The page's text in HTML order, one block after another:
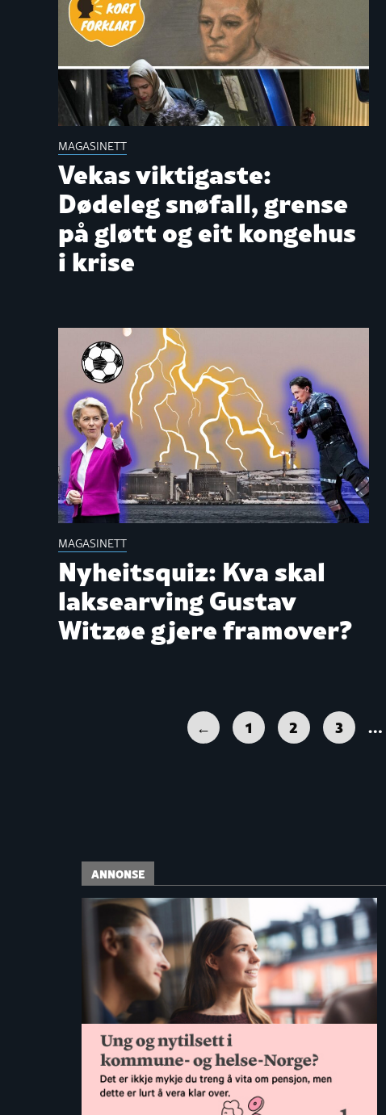
MAGASINETT
Vekas viktigaste:
Dødeleg snøfall, grense
på gløtt og eit kongehus
i krise
MAGASINETT
Nyheitsquiz: Kva skal
laksearving Gustav
Witzøe gjere framover?
← 1 2 3 …
ANNONSE